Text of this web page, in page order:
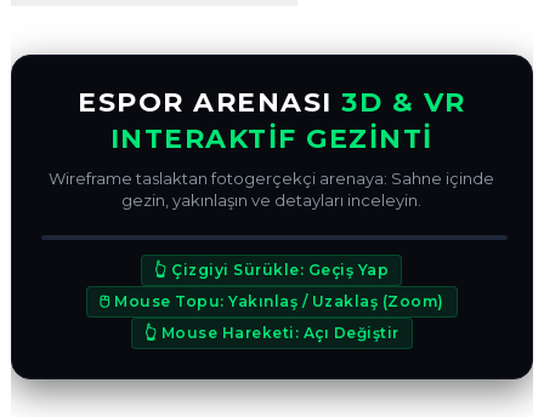
ESPOR ARENASI3D & VR
INTERAKTİF GEZİNTİ
Wireframe taslaktan fotogerçekçi arenaya: Sahne içinde
gezin, yakınlaşın ve detayları inceleyin.
VR 360° CANLI BAKIŞ MODU
ÖNCE (WIREFRAME) SONRA (3D RENDER)
↔
👆 Çizgiyi Sürükle: Geçiş Yap
🖰 Mouse Topu: Yakınlaş / Uzaklaş (Zoom)
👆 Mouse Hareketi: Açı Değiştir